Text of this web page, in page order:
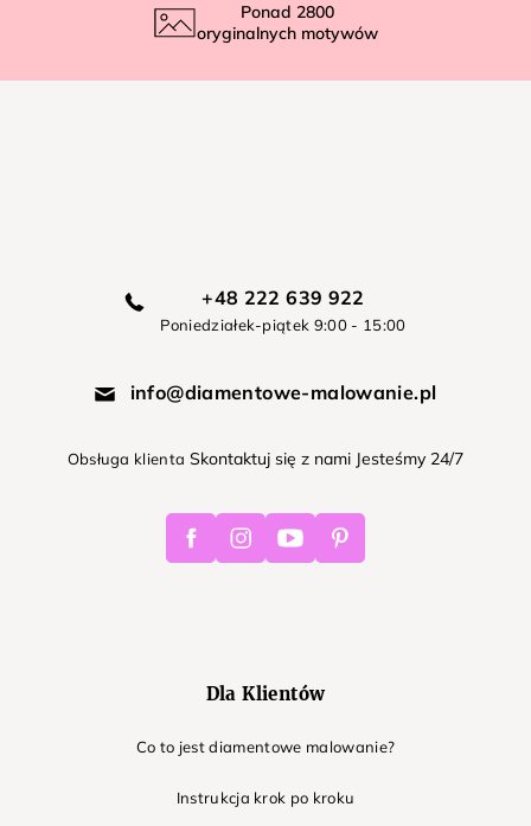
Ponad 2800
oryginalnych motywów
+48 222 639 922
Poniedziałek-piątek 9:00 - 15:00
info@diamentowe-malowanie.pl
Obsługa klienta Skontaktuj się z nami Jesteśmy 24/7
FacebookInstagramYoutube Pinterest
Dla Klientów
Co to jest diamentowe malowanie?
Instrukcja krok po kroku